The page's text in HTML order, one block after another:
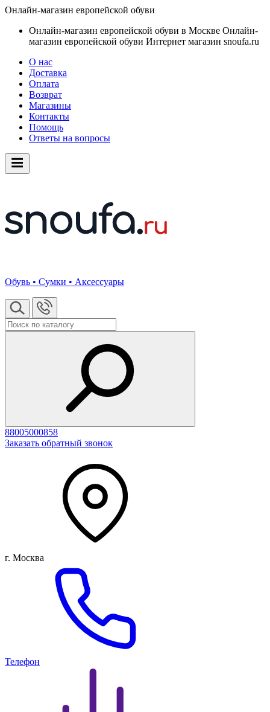
Онлайн-магазин европейской обуви
Онлайн-магазин европейской обуви в Москве Онлайн-
магазин европейской обуви Интернет магазин snoufa.ru
О нас
Доставка
Оплата
Возврат
Магазины
Контакты
Помощь
Ответы на вопросы
Обувь • Сумки • Аксессуары
88005000858
Заказать обратный звонок
г. Москва
Телефон